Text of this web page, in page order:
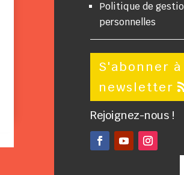
Politique de
personnelles
S'abonner
newsletter
Rejoignez-nous !